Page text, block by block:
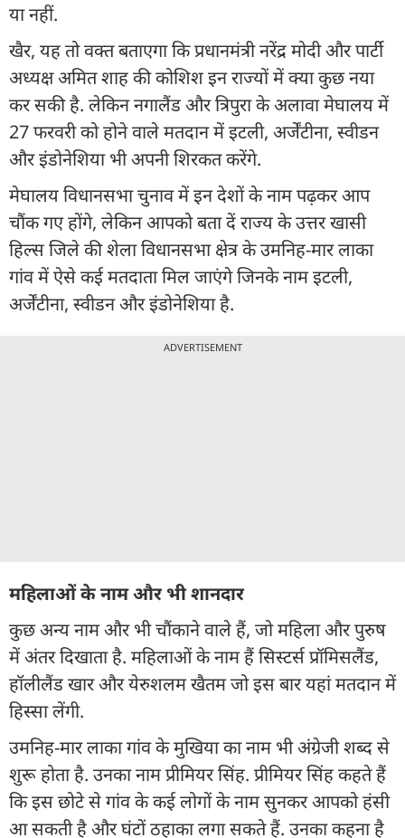
या नहीं.
खैर, यह तो वक्त बताएगा कि प्रधानमंत्री नरेंद्र मोदी और पार्टी
अध्यक्ष अमित शाह की कोशिश इन राज्यों में क्या कुछ नया
कर सकी है. लेकिन नगालैंड और त्रिपुरा के अलावा मेघालय में
27 फरवरी को होने वाले मतदान में इटली, अर्जेंटीना, स्वीडन
और इंडोनेशिया भी अपनी शिरकत करेंगे.
मेघालय विधानसभा चुनाव में इन देशों के नाम पढ़कर आप
चौंक गए होंगे, लेकिन आपको बता दें राज्य के उत्तर खासी
हिल्स जिले की शेला विधानसभा क्षेत्र के उमनिह-मार लाका
गांव में ऐसे कई मतदाता मिल जाएंगे जिनके नाम इटली,
अर्जेंटीना, स्वीडन और इंडोनेशिया है.
ADVERTISEMENT
महिलाओं के नाम और भी शानदार
कुछ अन्य नाम और भी चौंकाने वाले हैं, जो महिला और पुरुष
में अंतर दिखाता है. महिलाओं के नाम हैं सिस्टर्स प्रॉमिसलैंड,
हॉलीलैंड खार और येरुशलम खैतम जो इस बार यहां मतदान में
हिस्सा लेंगी.
उमनिह-मार लाका गांव के मुखिया का नाम भी अंग्रेजी शब्द से
शुरू होता है. उनका नाम प्रीमियर सिंह. प्रीमियर सिंह कहते हैं
कि इस छोटे से गांव के कई लोगों के नाम सुनकर आपको हंसी
आ सकती है और घंटों ठहाका लगा सकते हैं. उनका कहना है